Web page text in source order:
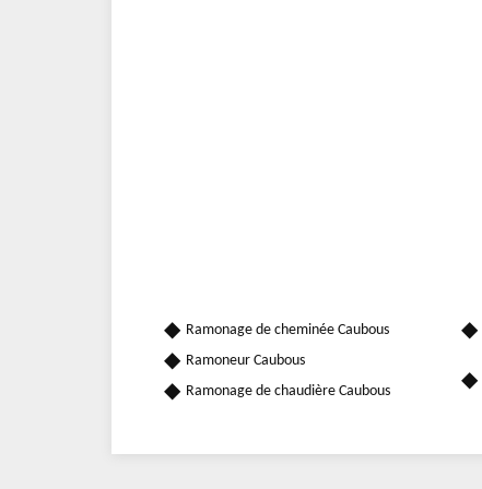
Ramonage de cheminée Caubous
Ramoneur Caubous
Ramonage de chaudière Caubous